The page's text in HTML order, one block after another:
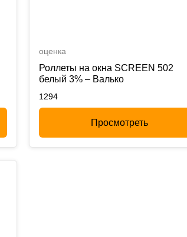
оценка
Роллеты на окна SCREEN 502
белый 3% – Валько
1294
Просмотреть